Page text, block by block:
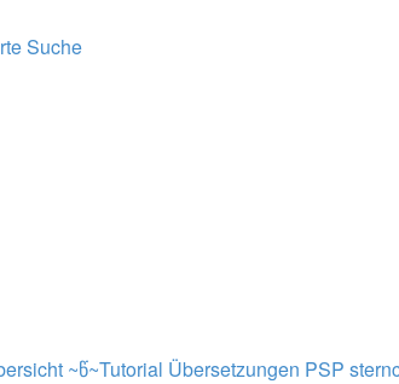
Suche
~წ~Tutorial Übersetzungen PSP